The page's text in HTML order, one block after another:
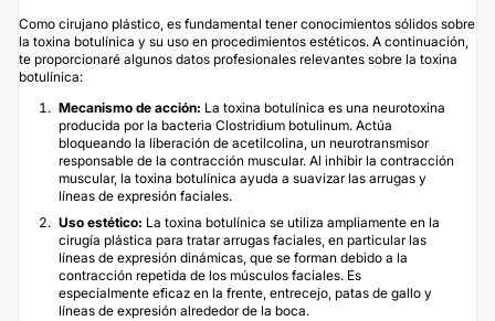
Como cirujano plástico, es fundamental tener conocimientos sólidos sobre
la toxina botulínica y su uso en procedimientos estéticos. A continuación,
te proporcionaré algunos datos profesionales relevantes sobre la toxina
botulínica:
Mecanismo de acción: La toxina botulínica es una neurotoxina
producida por la bacteria Clostridium botulinum. Actúa
bloqueando la liberación de acetilcolina, un neurotransmisor
responsable de la contracción muscular. Al inhibir la contracción
muscular, la toxina botulínica ayuda a suavizar las arrugas y
líneas de expresión faciales.
Uso estético: La toxina botulínica se utiliza ampliamente en la
cirugía plástica para tratar arrugas faciales, en particular las
líneas de expresión dinámicas, que se forman debido a la
contracción repetida de los músculos faciales. Es
especialmente eficaz en la frente, entrecejo, patas de gallo y
líneas de expresión alrededor de la boca.